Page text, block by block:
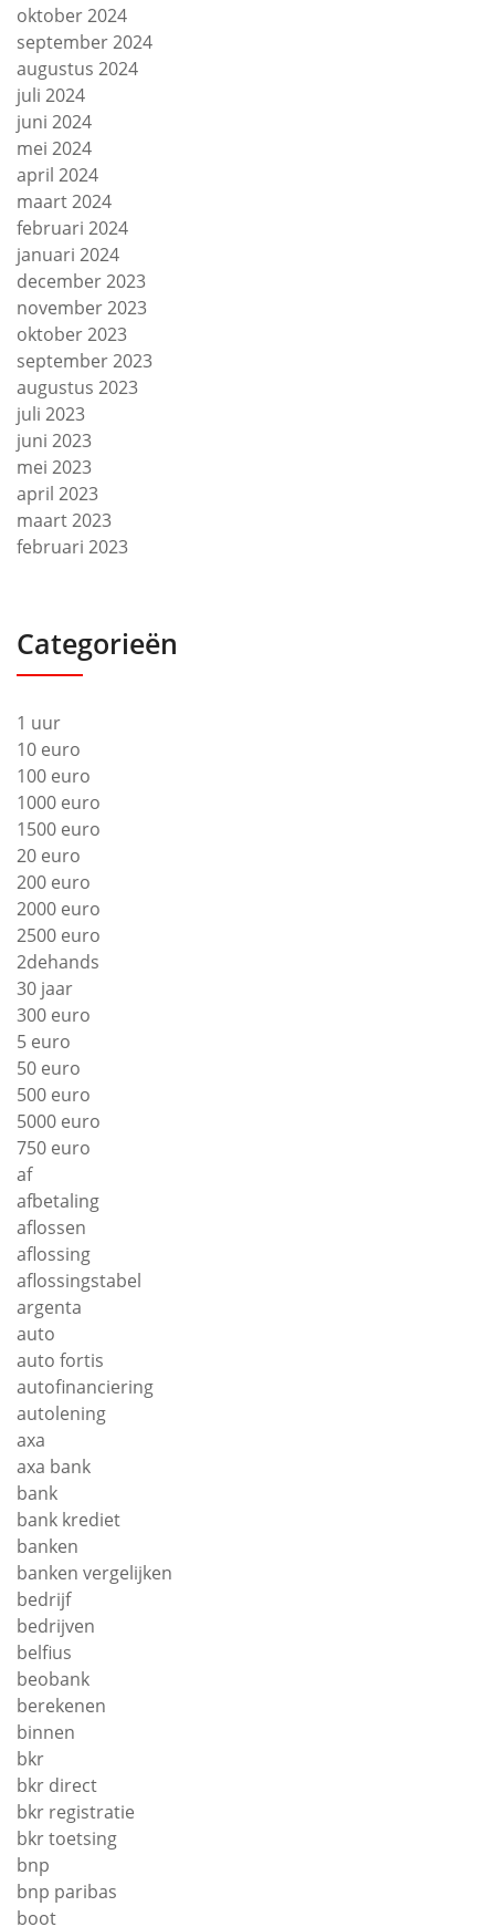
oktober 2024
september 2024
augustus 2024
juli 2024
juni 2024
mei 2024
april 2024
maart 2024
februari 2024
januari 2024
december 2023
november 2023
oktober 2023
september 2023
augustus 2023
juli 2023
juni 2023
mei 2023
april 2023
maart 2023
februari 2023
Categorieën
1 uur
10 euro
100 euro
1000 euro
1500 euro
20 euro
200 euro
2000 euro
2500 euro
2dehands
30 jaar
300 euro
5 euro
50 euro
500 euro
5000 euro
750 euro
af
afbetaling
aflossen
aflossing
aflossingstabel
argenta
auto
auto fortis
autofinanciering
autolening
axa
axa bank
bank
bank krediet
banken
banken vergelijken
bedrijf
bedrijven
belfius
beobank
berekenen
binnen
bkr
bkr direct
bkr registratie
bkr toetsing
bnp
bnp paribas
boot